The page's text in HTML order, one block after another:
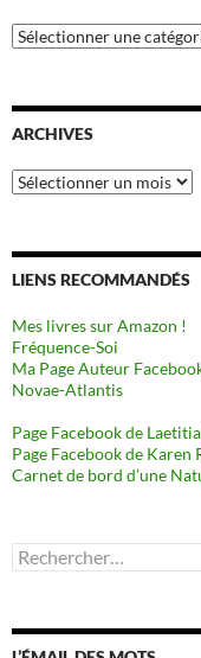
Catégories
ARCHIVES
Archives
LIENS RECOMMANDÉS
Mes livres sur Amazon !
Fréquence-Soi
Ma Page Auteur
Novae-Atlantis
Page Facebook de
Page Facebook de Karen
Carnet de bord d’une
Rechercher :